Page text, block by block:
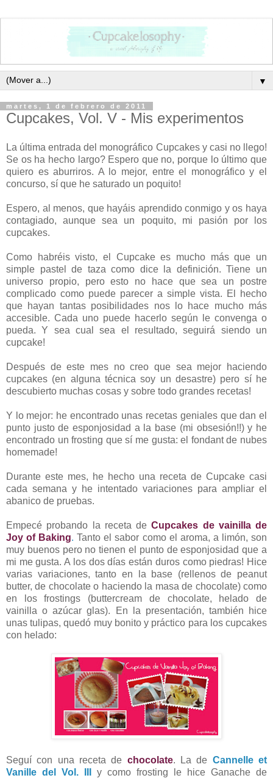
▼
martes, 1 de febrero de 2011
Cupcakes, Vol. V - Mis experimentos
La última entrada del monográfico Cupcakes y casi no llego!
Se os ha hecho largo? Espero que no, porque lo último que
quiero es aburriros. A lo mejor, entre el monográfico y el
concurso, sí que he saturado un poquito!
Espero, al menos, que hayáis aprendido conmigo y os haya
contagiado, aunque sea un poquito, mi pasión por los
cupcakes.
Como habréis visto, el Cupcake es mucho más que un
simple pastel de taza como dice la definición. Tiene un
universo propio, pero esto no hace que sea un postre
complicado como puede parecer a simple vista. El hecho
que hayan tantas posibilidades nos lo hace mucho más
accesible. Cada uno puede hacerlo según le convenga o
pueda. Y sea cual sea el resultado, seguirá siendo un
cupcake!
Después de este mes no creo que sea mejor haciendo
cupcakes (en alguna técnica soy un desastre) pero sí he
descubierto muchas cosas y sobre todo grandes recetas!
Y lo mejor: he encontrado unas recetas geniales que dan el
punto justo de esponjosidad a la base (mi obsesión!!) y he
encontrado un frosting que sí me gusta: el fondant de nubes
homemade!
Durante este mes, he hecho una receta de Cupcake casi
cada semana y he intentado variaciones para ampliar el
abanico de pruebas.
Empecé probando la receta deCupcakes de vainilla de
Joy of Baking. Tanto el sabor como el aroma, a limón, son
muy buenos pero no tienen el punto de esponjosidad que a
mi me gusta. A los dos días están duros como piedras! Hice
varias variaciones, tanto en la base (rellenos de peanut
butter, de chocolate o haciendo la masa de chocolate) como
en los frostings (buttercream de chocolate, helado de
vainilla o azúcar glas). En la presentación, también hice
unas tulipas, quedó muy bonito y práctico para los cupcakes
con helado:
Seguí con una receta de chocolate. La de Cannelle et
Vanille del Vol. III
y como frosting le hice Ganache de